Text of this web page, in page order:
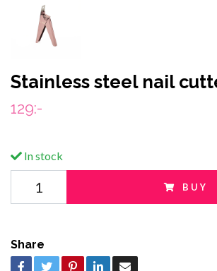
Stainless steel nail
129:-
In stock
BUY
Share